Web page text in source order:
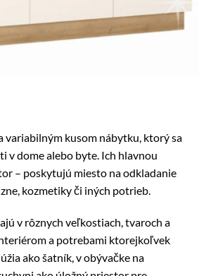
variabilným kusom nábytku, ktorý sa
v dome alebo byte. Ich hlavnou
– poskytujú miesto na odkladanie
kozmetiky či iných potrieb.
v rôznych veľkostiach, tvaroch a
a potrebami ktorejkoľvek
ako šatník, v obývačke na